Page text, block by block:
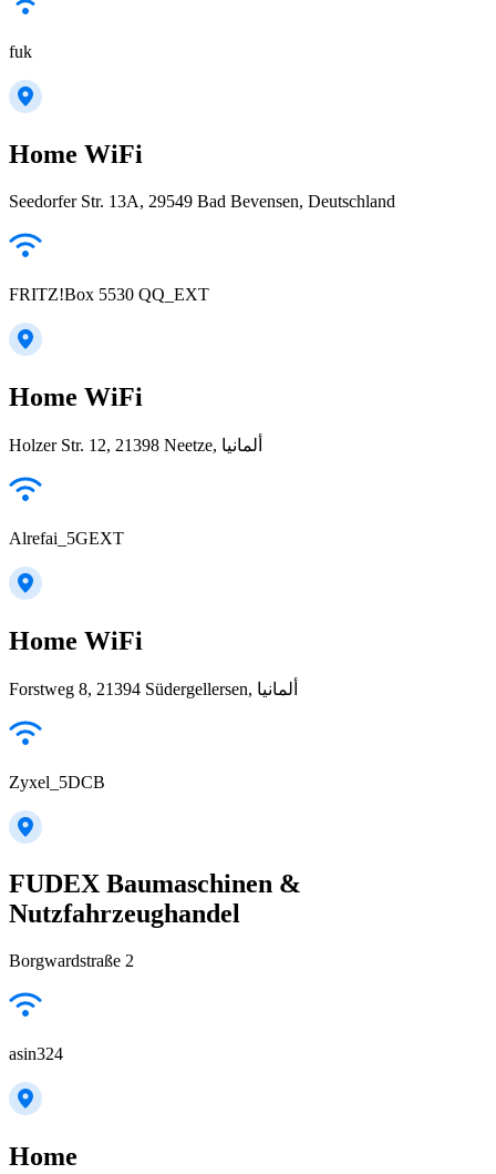
fuk
Home WiFi
Seedorfer Str. 13A, 29549 Bad Bevensen, Deutschland
FRITZ!Box 5530 QQ_EXT
Home WiFi
Holzer Str. 12, 21398 Neetze, ألمانيا
Alrefai_5GEXT
Home WiFi
Forstweg 8, 21394 Südergellersen, ألمانيا
Zyxel_5DCB
FUDEX Baumaschinen &
Nutzfahrzeughandel
Borgwardstraße 2
asin324
Home